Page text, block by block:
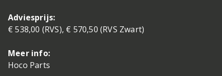
Adviesprijs:
€ 538,00 (RVS), € 570,50 (RVS Zwart)
Meer info:
Hoco Parts